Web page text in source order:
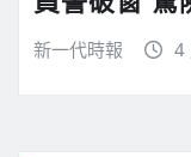
新一代時報 4